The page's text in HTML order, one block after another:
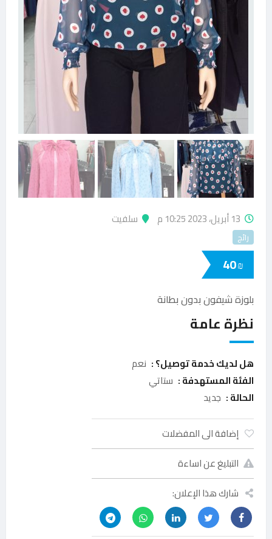
13 أبريل، 2023 10:25 م سلفيت
رائج
40₪
بلوزة شيفون بدون بطانة
نظرة عامة
هل لديك خدمة توصيل؟ : نعم
الفئة المستهدفة : ستاتي
الحالة : جديد
إضافة الى المفضلات
التبليغ عن اساءة
شارك هذا الإعلان: